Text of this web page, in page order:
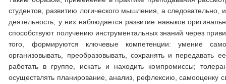
студентов, развитию логического мышления, а
деятельность, у них наблюдается развитие навыков
способствуют получению инструментальных знаний через
того, формируются ключевые компетенции: умение
организовывать, преобразовывать, сохранять и
работать в группе, искать и находить компромиссы;
осуществлять планирование, анализ, рефлексию, самооценку